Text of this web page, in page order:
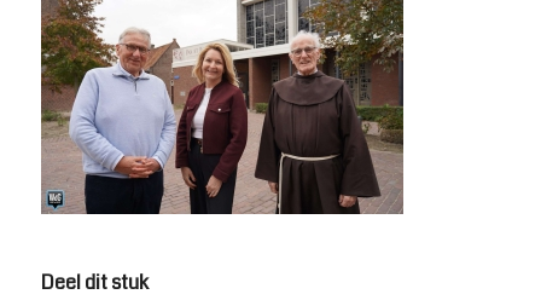
Deel dit stuk